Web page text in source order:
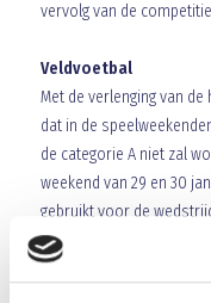
vervolg van de
Veldvoetbal
Met de verlenging van
dat in de
de categorie A niet zal
weekend van 29 en 30
gebruikt voor de
hadden moeten worden
2de divisie, 3de divisie